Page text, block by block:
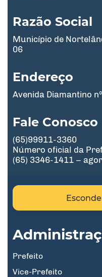
Razão Social
Município de
06
Endereço
Avenida Diamantino
Fale Conosco
(65)99911-3360
Número oficial da
(65) 3346-1411 –
Prefeito
Vice-Prefeito